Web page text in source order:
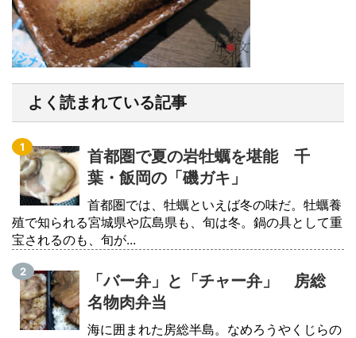
よく読まれている記事
首都圏で夏の岩牡蠣を堪能 千
葉・飯岡の「磯ガキ」
首都圏では、牡蠣といえば冬の味だ。牡蠣養
殖で知られる宮城県や広島県も、旬は冬。鍋の具として重
宝されるのも、旬が...
「バー弁」と「チャー弁」 房総
名物肉弁当
海に囲まれた房総半島。なめろうやくじらの